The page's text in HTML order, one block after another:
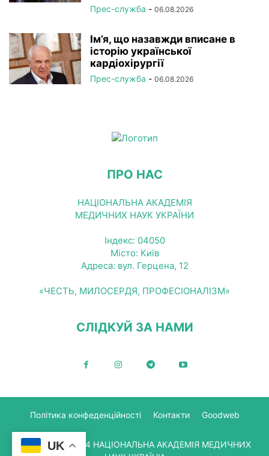
Прес-служба - 06.08.2026
Ім’я, що назавжди вписане в
історію української
кардіохірургії
Прес-служба - 06.08.2026
ПРО НАС
НАЦІОНАЛЬНА АКАДЕМІЯ
МЕДИЧНИХ НАУК УКРАЇНИ
Індекс: 04050
Місто: Київ
Адреса: вул. Герцена, 12
«ЧЕСТЬ, МИЛОСЕРДЯ, ПРОФЕСІОНАЛІЗМ»
СЛІДКУЙ ЗА НАМИ
Політика конфеденційності Контакти Goodweb
© Copyright 2024 НАЦІОНАЛЬНА АКАДЕМІЯ МЕДИЧНИХ
UK